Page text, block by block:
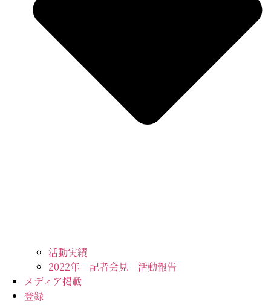
活動実績
2022年 記者会見 活動報告
メディア掲載
登録